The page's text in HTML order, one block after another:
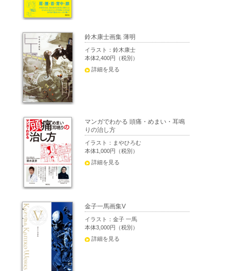
鈴木康士画集 薄明
イラスト：鈴木康士
本体2,400円（税別）
詳細を見る
マンガでわかる 頭痛・めまい・耳鳴
りの治し方
イラスト：まやひろむ
本体1,000円（税別）
詳細を見る
金子一馬画集V
イラスト：金子 一馬
本体3,000円（税別）
詳細を見る